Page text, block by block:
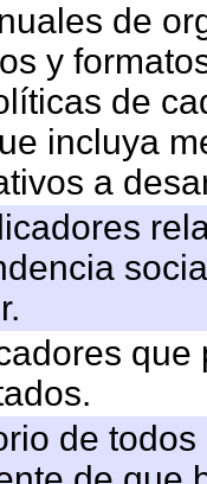
de
y
de
incluya
a
de